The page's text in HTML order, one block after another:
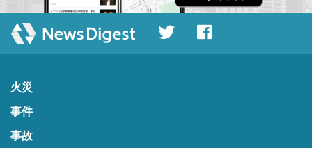
火災
事件
事故